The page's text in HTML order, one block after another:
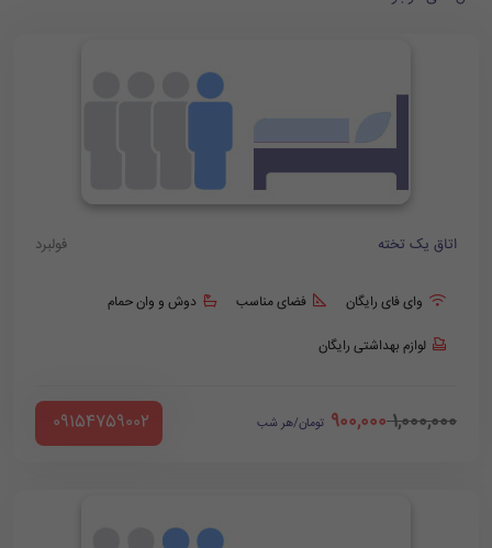
اتاق یک تخته فولبرد
وای فای رایگان فضای مناسب دوش و وان حمام
لوازم بهداشتی رایگان
1,000,000
900,000 تومان/هر شب ‪ 09154759002